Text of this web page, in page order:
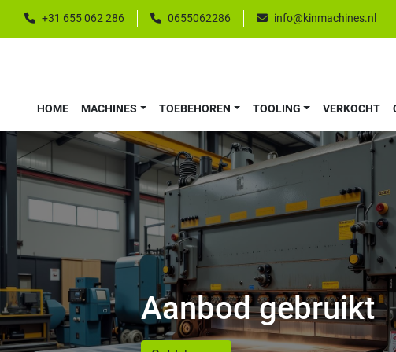
+31 655 062 286 0655062286 info@kinmachines.nl
HOME MACHINES TOEBEHOREN TOOLING VERKOCHT
Aanbod gebruikt